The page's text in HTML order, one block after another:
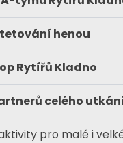
henou
Rytířů Kladno
celého
pro malé i